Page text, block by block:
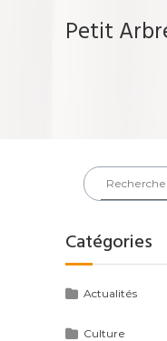
Petit
:
Catégories
Actualités
Culture